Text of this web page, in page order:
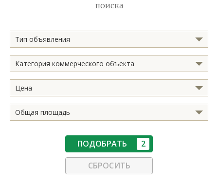
поиска
Тип объявления
Категория коммерческого объекта
Цена
Общая площадь
ПОДОБРАТЬ 2
СБРОСИТЬ